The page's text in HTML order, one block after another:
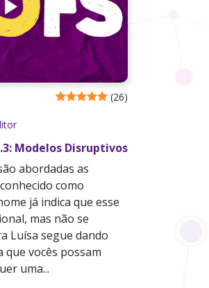
(26)
Modelos Disruptivos
abordadas as
como
já indica que esse
mas não se
Luísa segue dando
que vocês possam
uma...